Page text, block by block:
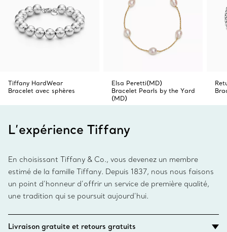
Tiffany HardWear
Bracelet avec sphères
Elsa Peretti(MD)
Bracelet Pearls by the Yard
(MD)
L’expérience Tiffany
En choisissant Tiffany & Co., vous devenez un membre
estimé de la famille Tiffany. Depuis 1837, nous nous faisons
un point d’honneur d’offrir un service de première qualité,
une tradition qui se poursuit aujourd’hui.
Livraison gratuite et retours gratuits